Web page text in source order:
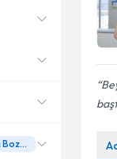
Bedensel Belirti Bozukluğu